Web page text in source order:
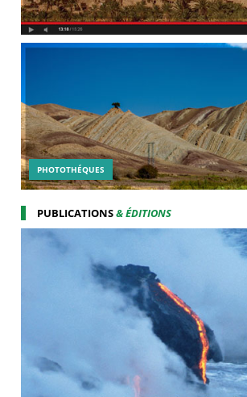
PHOTOTHÉQUES
PUBLICATIONS& ÉDITIONS